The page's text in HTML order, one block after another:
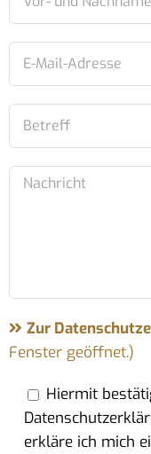
Zur
Fenster geöffnet.)
Hiermit
erkläre ich mich